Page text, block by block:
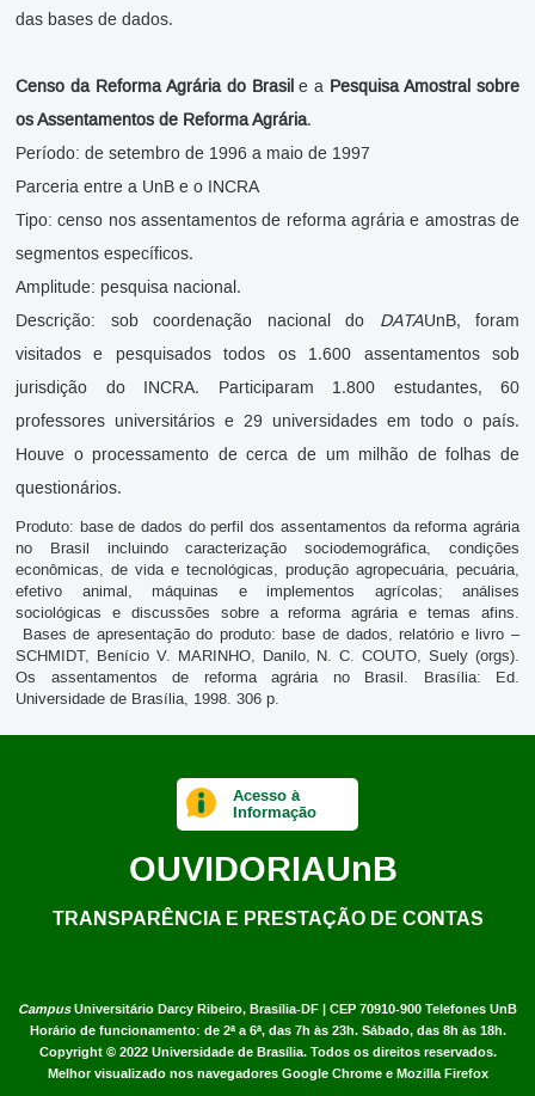
das bases de dados.
Censo da Reforma Agrária do Brasile a Pesquisa Amostral sobre
os Assentamentos de Reforma Agrária.
Período: de setembro de 1996 a maio de 1997
Parceria entre a UnB e o INCRA
Tipo: censo nos assentamentos de reforma agrária e amostras de
segmentos específicos.
Amplitude: pesquisa nacional.
Descrição: sob coordenação nacional do DATAUnB, foram
visitados e pesquisados todos os 1.600 assentamentos sob
jurisdição do INCRA. Participaram 1.800 estudantes, 60
professores universitários e 29 universidades em todo o país.
Houve o processamento de cerca de um milhão de folhas de
questionários.
Produto: base de dados do perfil dos assentamentos da reforma agrária
no Brasil incluindo caracterização sociodemográfica, condições
econômicas, de vida e tecnológicas, produção agropecuária, pecuária,
efetivo animal, máquinas e implementos agrícolas; análises
sociológicas e discussões sobre a reforma agrária e temas afins.
Bases de apresentação do produto: base de dados, relatório e livro –
SCHMIDT, Benício V. MARINHO, Danilo, N. C. COUTO, Suely (orgs).
Os assentamentos de reforma agrária no Brasil. Brasília: Ed.
Universidade de Brasília, 1998. 306 p.
CampusUniversitário Darcy Ribeiro, Brasília-DF | CEP 70910-900 Telefones UnB
Horário de funcionamento: de 2ª a 6ª, das 7h às 23h. Sábado, das 8h às 18h.
Copyright © 2022 Universidade de Brasília. Todos os direitos reservados.
Melhor visualizado nos navegadores Google Chrome e Mozilla Firefox
Acesso à
Informação
OUVIDORIAUnB
TRANSPARÊNCIA E PRESTAÇÃO DE CONTAS